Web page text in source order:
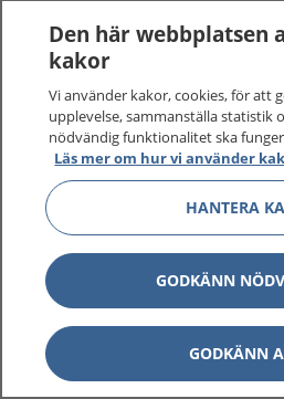
Den här webbplatsen
kakor
Vi använder kakor, cookies, för att
upplevelse, sammanställa statistik
nödvändig funktionalitet ska
Läs mer om hur vi använder
HANTERA
GODKÄNN
GODKÄNN